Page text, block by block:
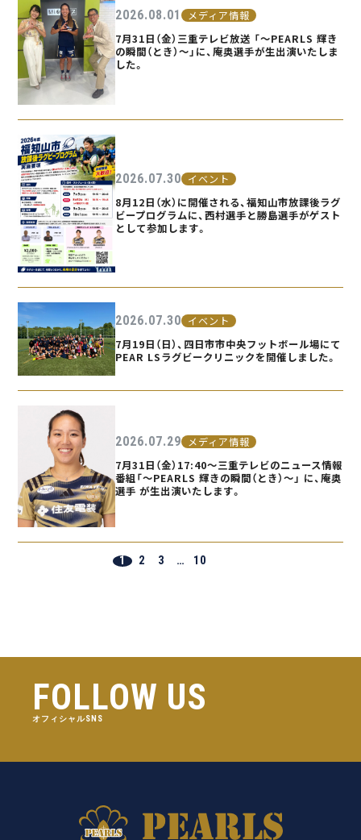
2026.08.01 メディア情報
7月31日（金）三重テレビ放送 「〜PEARLS 輝き
の瞬間（とき）〜」に、庵奥選手が生出演いたしま
した。
2026.07.30 イベント
8月12日（水）に開催される、福知山市放課後ラグ
ビープログラムに、西村選手と勝島選手がゲスト
として参加します。
2026.07.30 イベント
7月19日（日）、四日市市中央フットボール場にて
PEAR LSラグビークリニックを開催しました。
2026.07.29 メディア情報
7月31日（金）17:40〜三重テレビのニュース情報
番組「〜PEARLS 輝きの瞬間（とき）〜」 に、庵奥
選手 が生出演いたします。
1 2 3 … 10
FOLLOW US
オフィシャルSNS